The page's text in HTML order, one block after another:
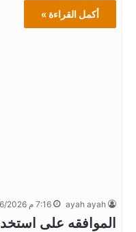
أكمل القراءة »
ayah ayah 7:16 م 06/06/2026